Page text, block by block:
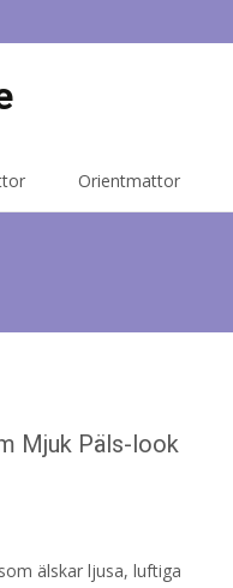
Orientmattor
Mjuk Päls-look
älskar ljusa, luftiga